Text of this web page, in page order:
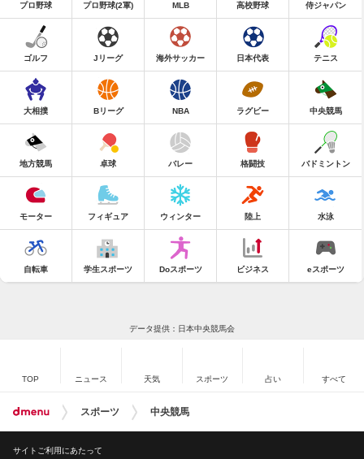
プロ野球 プロ野球(2軍) MLB 高校野球 侍ジャパン
ゴルフ Jリーグ 海外サッカー 日本代表 テニス
大相撲 Bリーグ NBA ラグビー 中央競馬
地方競馬 卓球 バレー 格闘技 バドミントン
モーター フィギュア ウィンター 陸上 水泳
自転車 学生スポーツ Doスポーツ ビジネス eスポーツ
データ提供：日本中央競馬会
TOP ニュース 天気 スポーツ 占い すべて
スポーツ 中央競馬
サイトご利用にあたって